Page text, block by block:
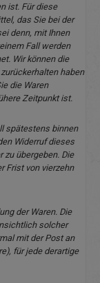
ist. Für diese
das Sie bei der
denn, mit Ihnen
Fall werden
Wir können die
haben
die Waren
Zeitpunkt ist.
spätestens binnen
Widerruf dieses
zu übergeben. Die
Frist von vierzehn
der Waren. Die
solcher
mit der Post an
für jede derartige